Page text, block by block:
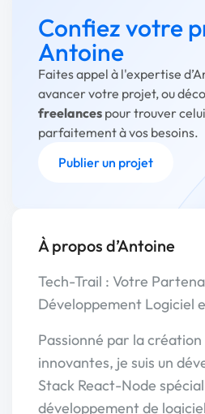
Confiez votre
Antoine
Faites appel à l'expertise
avancer votre projet, ou
freelances pour trouver
parfaitement à vos besoins.
Publier un projet
À propos d’Antoine
Tech-Trail : Votre
Développement Logiciel
Passionné par la
innovantes, je suis un
Stack React-Node
développement de